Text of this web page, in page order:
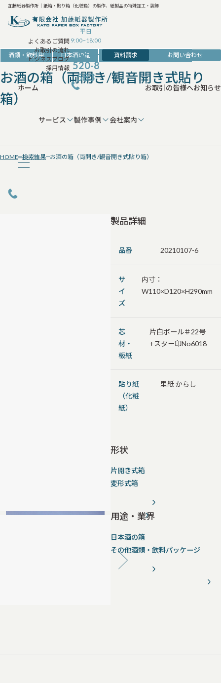
加藤紙器製作所｜紙箱・貼り箱（化粧箱）の製作、紙製品の特殊加工・装飾
よくあるご質問
お取引の流れ
ビジネスブログ
採用情報
平日
9:00~18:00
042-
520-8
583
資料請求 お問い合わせ
ホーム
サービス 製作事例 会社案内
お取引の皆様へお知らせ
酒類・飲料用 日本酒の箱 その他酒類・飲料パッケージ
お酒の箱（両開き/観音開き式貼り
箱）
HOME 検索結果 お酒の箱（両開き/観音開き式貼り箱）
製品詳細
品番 20210107-6
サ
イ
ズ
内寸：
W110×D120×H290mm
芯
材・
板紙
片白ボール＃22号
+スター印No6018
貼り紙
（化粧
紙）
里紙 からし
形状
片開き式箱
変形式箱
用途・業界
日本酒の箱
その他酒類・飲料パッケージ